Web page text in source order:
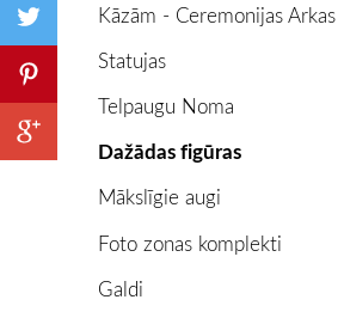
Kāzām - Ceremonijas Arkas
Statujas
Telpaugu Noma
Dažādas figūras
Mākslīgie augi
Foto zonas komplekti
Galdi